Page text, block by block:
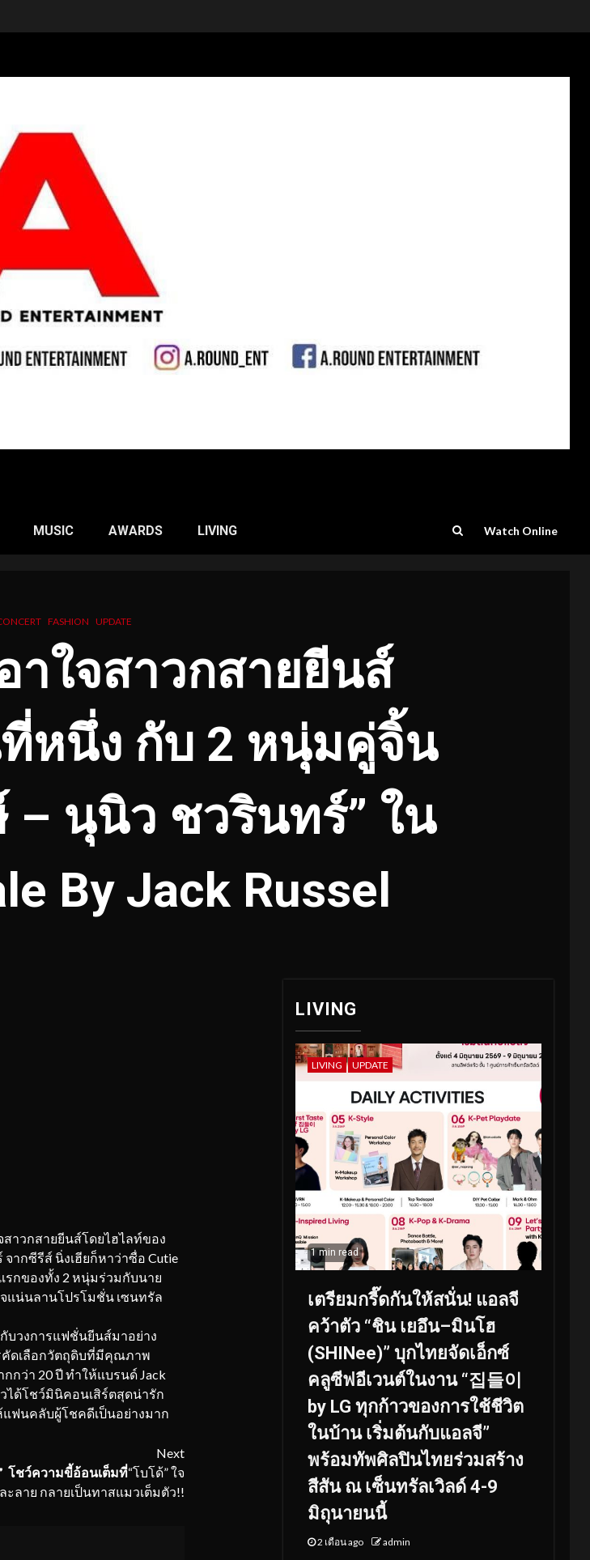
MUSIC AWARDS LIVING Watch Online
FASHION UPDATE
าใจสาวกสายยีนส์
หนึ่ง กับ 2 หนุ่มคู่จิ้น
นุนิว ชวรินทร์” ใน
By Jack Russel
สาวกสายยีนส์โดยไฮไลท์ของ
ากซีรีส์ นิ่งเฮียก็หาว่าซื่อ Cutie
รกของทั้ง 2 หนุ่มร่วมกับนาย
แน่นลานโปรโมชั่น เซนทรัล
บวงการแฟชั่นยีนส์มาอย่าง
คัดเลือกวัตถุดิบที่มีคุณภาพ
ว่า 20 ปี ทำให้แบรนด์ Jack
ได้โชว์มินิคอนเสิร์ตสุดน่ารัก
ฟนคลับผู้โชคดีเป็นอย่างมาก
Next
โชว์ความขี้อ้อนเต็มที่“โบโด้” ใจ
ละลาย กลายเป็นทาสแมวเต็มตัว!!
LIVING
LIVING UPDATE
1 min read
เตรียมกรี๊ดกันให้สนั่น! แอลจี
คว้าตัว “ชิน เยอึน–มินโฮ
(SHINee)” บุกไทยจัดเอ็กซ์
คลูซีฟอีเวนต์ในงาน “집들이
by LG ทุกก้าวของการใช้ชีวิต
ในบ้าน เริ่มต้นกับแอลจี”
พร้อมทัพศิลปินไทยร่วมสร้าง
สีสัน ณ เซ็นทรัลเวิลด์ 4-9
มิถุนายนนี้
2 เดือน ago admin